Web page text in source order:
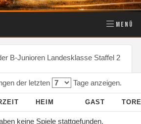
MENÜ
B-Junioren Landesklasse Staffel 2
der letzten Tage anzeigen.
HEIM GAST
keine Spiele stattgefunden.